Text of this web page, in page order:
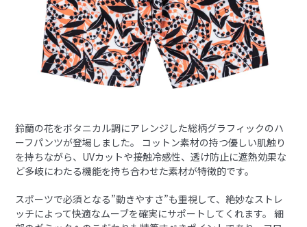
鈴蘭の花をボタニカル調にアレンジした総柄グラフィックのハ
ーフパンツが登場しました。 コットン素材の持つ優しい肌触り
を持ちながら、UVカットや接触冷感性、透け防止に遮熱効果な
ど多岐にわたる機能を持ち合わせた素材が特徴的です。
スポーツで必須となる”動きやすさ”も重視して、絶妙なストレ
ッチによって快適なムーブを確実にサポートしてくれます。 細